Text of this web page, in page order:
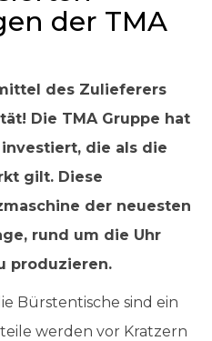
der TMA
des Zulieferers
Die TMA Gruppe hat
die als die
gilt. Diese
der neuesten
rund um die Uhr
produzieren.
Bürstentische sind ein
werden vor Kratzern